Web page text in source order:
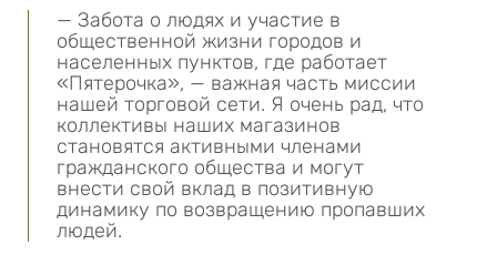
— Забота о людях и участие в
общественной жизни городов и
населенных пунктов, где работает
«Пятерочка», — важная часть миссии
нашей торговой сети. Я очень рад, что
коллективы наших магазинов
становятся активными членами
гражданского общества и могут
внести свой вклад в позитивную
динамику по возвращению пропавших
людей.